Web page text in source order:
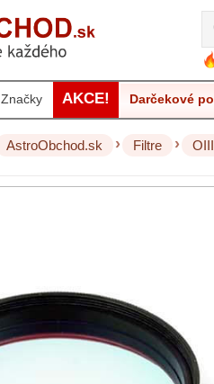
Značky AKCE! Darčekové
AstroObchod.sk › Filtre › OIII